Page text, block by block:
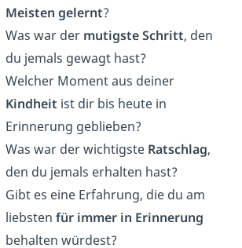
Meisten gelernt?
Was war der mutigste Schritt, den
du jemals gewagt hast?
Welcher Moment aus deiner
Kindheit ist dir bis heute in
Erinnerung geblieben?
Was war der wichtigste Ratschlag,
den du jemals erhalten hast?
Gibt es eine Erfahrung, die du am
liebsten für immer in Erinnerung
behalten würdest?